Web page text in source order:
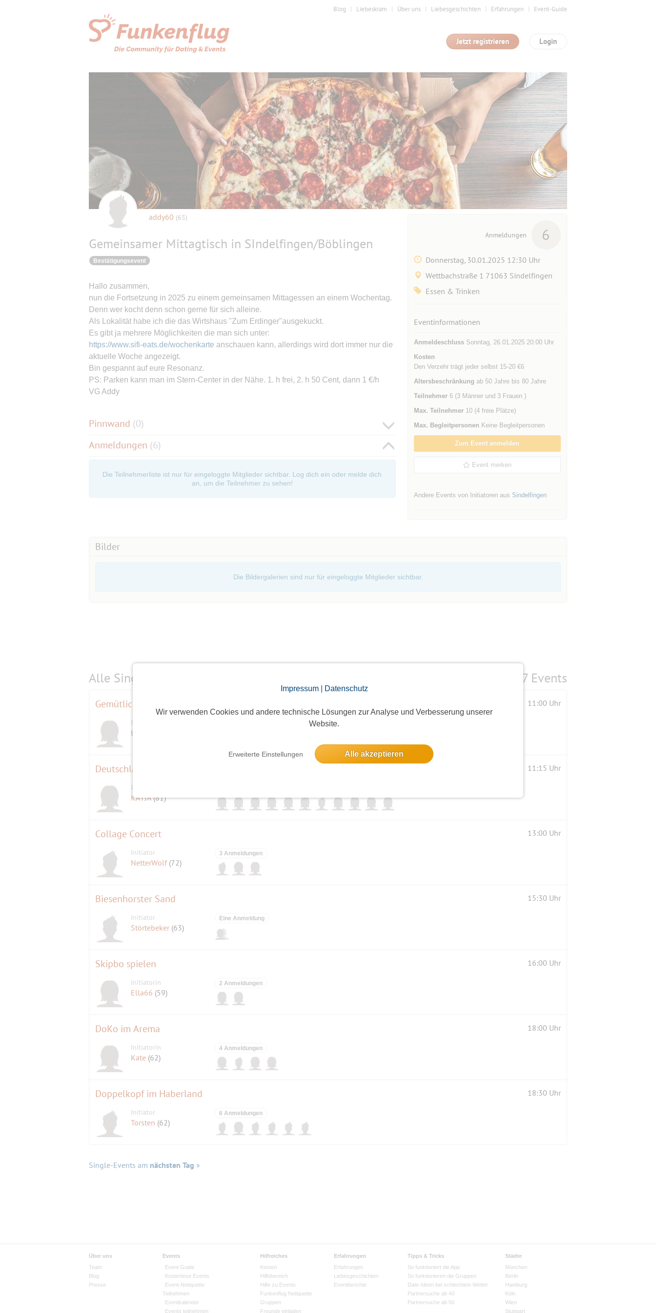
Impressum| Datenschutz
Wir verwenden Cookies und andere technische Lösungen zur Analyse und Verbesserung unserer
Website.
Erweiterte Einstellungen Alle akzeptieren
Blog Liebeskram Über uns Liebesgeschichten Erfahrungen Event-Guide
Login
Jetzt registrieren
addy60 (65)
Gemeinsamer Mittagtisch in SIndelfingen/Böblingen
Bestätigungsevent
Hallo zusammen,
nun die Fortsetzung in 2025 zu einem gemeinsamen Mittagessen an einem Wochentag.
Denn wer kocht denn schon gerne für sich alleine.
Als Lokalität habe ich die das Wirtshaus "Zum Erdinger"ausgekuckt.
Es gibt ja mehrere Möglichkeiten die man sich unter:
https://www.sifi-eats.de/wochenkarte anschauen kann, allerdings wird dort immer nur die
aktuelle Woche angezeigt.
Bin gespannt auf eure Resonanz.
PS: Parken kann man im Stern-Center in der Nähe. 1. h frei, 2. h 50 Cent, dann 1 €/h
VG Addy
Pinnwand (0)
Anmeldungen (6)
Die Teilnehmerliste ist nur für eingeloggte Mitglieder sichtbar. Log dich ein oder melde dich
an, um die Teilnehmer zu sehen!
Anmeldungen 6
Donnerstag, 30.01.2025 12:30 Uhr
Wettbachstraße 1 71063 Sindelfingen
Essen & Trinken
Eventinformationen
AnmeldeschlussSonntag, 26.01.2025 20:00 Uhr
Kosten
Den Verzehr trägt jeder selbst 15-20 €6
Altersbeschränkung ab 50 Jahre bis 80 Jahre
Teilnehmer6 (3 Männer und 3 Frauen )
Max. Teilnehmer10 (4 freie Plätze)
Max. Begleitpersonen Keine Begleitpersonen
Zum Event anmelden
Event merken
Andere Events von Initiatoren aus Sindelfingen
Bilder
Die Bildergalerien sind nur für eingeloggte Mitglieder sichtbar.
Alle Single-Events am 7 Events
Gemütliches Frühstück am Donnerstag 11:00 Uhr
Initiatorin
berline
11:15 Uhr
Initiatorin
KATJA(81)
Collage Concert 13:00 Uhr
Initiator
NetterWolf (72)
3 Anmeldungen
Biesenhorster Sand 15:30 Uhr
Initiator
Störtebeker (63)
Eine Anmeldung
Skipbo spielen 16:00 Uhr
Initiatorin
Ella66 (59)
2 Anmeldungen
DoKo im Arema 18:00 Uhr
Initiatorin
Kate (62)
4 Anmeldungen
Doppelkopf im Haberland 18:30 Uhr
Initiator
Torsten (62)
6 Anmeldungen
Single-Events am nächsten Tag »
Über uns
Team
Blog
Presse
Events
Event Guide
Kostenlose Events
Event-Netiquette
Teilnehmen
Eventkalender
Events teilnehmen
Hilfreiches
Kosten
Hilfebereich
Hilfe zu Events
Funkenflug Netiquette
Gruppen
Freunde einladen
Erfahrungen
Erfahrungen
Liebesgeschichten
Eventberichte
Tipps & Tricks
So funktioniert die App
So funktionieren die Gruppen
Date-Ideen bei schlechtem Wetter
Partnersuche ab 40
Partnersuche ab 50
Städte
München
Berlin
Hamburg
Köln
Wien
Stuttgart